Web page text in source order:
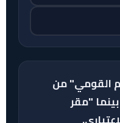
القومي" من
"مقر